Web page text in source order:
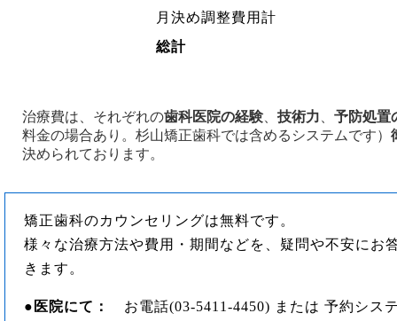
月決め調整費用計
総計
治療費は、それぞれの歯科医院の経験 技術力
予防処置
料金の場合あり。杉山矯正歯科では含めるシステムです）
決められております。
矯正歯科のカウンセリングは無料です。
様々な治療方法や費用・期間などを、疑問や不安にお
きます。
● 医院にて：
お電話(03-5411-4450) または 予約シス